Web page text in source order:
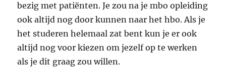
bezig met patiënten. Je zou na je mbo opleiding
ook altijd nog door kunnen naar het hbo. Als je
het studeren helemaal zat bent kun je er ook
altijd nog voor kiezen om jezelf op te werken
als je dit graag zou willen.